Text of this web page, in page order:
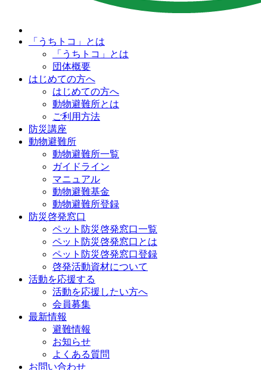
「うちトコ」とは
「うちトコ」とは
団体概要
はじめての方へ
はじめての方へ
動物避難所とは
ご利用方法
防災講座
動物避難所
動物避難所一覧
ガイドライン
マニュアル
動物避難基金
動物避難所登録
防災啓発窓口
ペット防災啓発窓口一覧
ペット防災啓発窓口とは
ペット防災啓発窓口登録
啓発活動資材について
活動を応援する
活動を応援したい方へ
会員募集
最新情報
避難情報
お知らせ
よくある質問
お問い合わせ